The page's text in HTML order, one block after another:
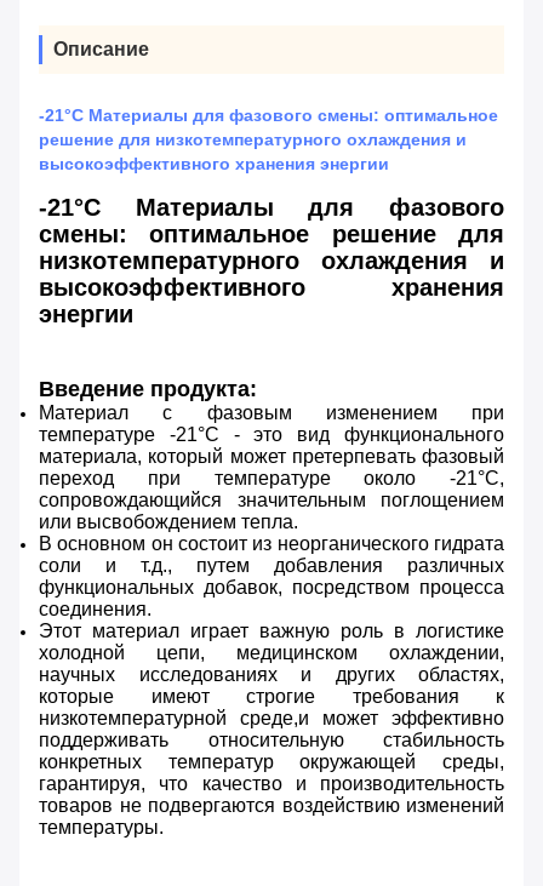
Описание
-21°C Материалы для фазового смены: оптимальное
решение для низкотемпературного охлаждения и
высокоэффективного хранения энергии
-21°C Материалы для фазового
смены: оптимальное решение для
низкотемпературного охлаждения и
высокоэффективного хранения
энергии
Введение продукта:
Материал с фазовым изменением при
температуре -21°C - это вид функционального
материала, который может претерпевать фазовый
переход при температуре около -21°C,
сопровождающийся значительным поглощением
или высвобождением тепла.
В основном он состоит из неорганического гидрата
соли и т.д., путем добавления различных
функциональных добавок, посредством процесса
соединения.
Этот материал играет важную роль в логистике
холодной цепи, медицинском охлаждении,
научных исследованиях и других областях,
которые имеют строгие требования к
низкотемпературной среде,и может эффективно
поддерживать относительную стабильность
конкретных температур окружающей среды,
гарантируя, что качество и производительность
товаров не подвергаются воздействию изменений
температуры.